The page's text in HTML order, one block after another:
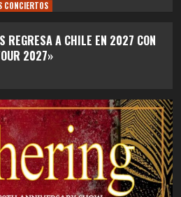
CONCIERTOS
REGRESA A CHILE EN 2027 CON
2027»